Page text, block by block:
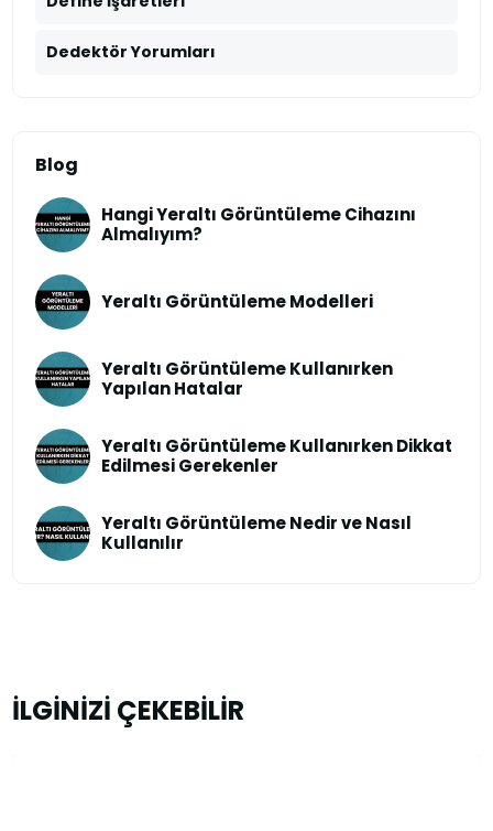
Dedektör Yorumları
Blog
Hangi Yeraltı Görüntüleme Cihazını
Almalıyım?
Yeraltı Görüntüleme Modelleri
Yeraltı Görüntüleme Kullanırken
Yapılan Hatalar
Yeraltı Görüntüleme Kullanırken Dikkat
Edilmesi Gerekenler
Yeraltı Görüntüleme Nedir ve Nasıl
Kullanılır
İLGİNİZİ ÇEKEBİLİR